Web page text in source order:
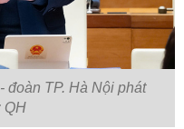
TP. Hà Nội phát
QH